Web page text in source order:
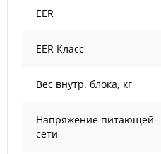
EER
EER Класс
Вес внутр. блока, кг
Напряжение питающей
сети